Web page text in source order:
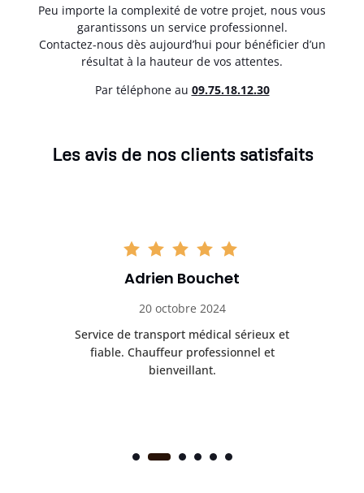
Peu importe la complexité de votre projet, nous vous
garantissons un service professionnel.
Contactez-nous dès aujourd’hui pour bénéficier d’un
résultat à la hauteur de vos attentes.
Par téléphone au 09.75.18.12.30
Les avis de nos clients satisfaits
Adrien Bouchet
20 octobre 2024
Service de transport médical sérieux et
fiable. Chauffeur professionnel et
bienveillant.